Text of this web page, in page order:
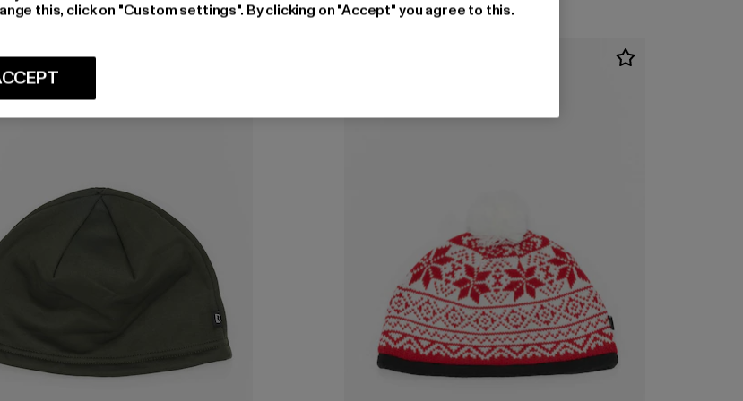
this, click on "Custom settings". By clicking on "Accept" you agree to this.